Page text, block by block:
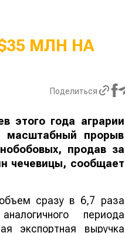
МЛН НА
Поделиться
этого года аграрии
масштабный прорыв
продав за
чечевицы, сообщает
сразу в 6,7 раза
периода
экспортная выручка